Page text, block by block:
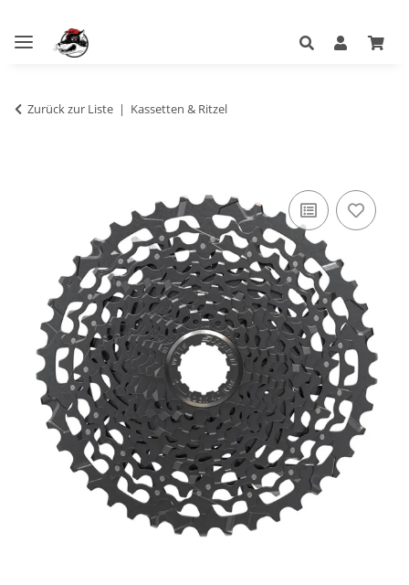
Zurück zur Liste Kassetten & Ritzel